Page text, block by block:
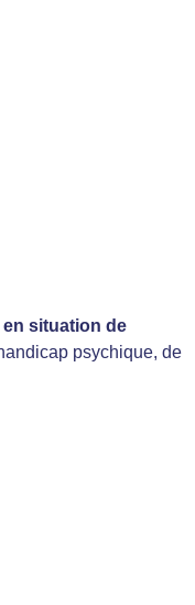
situation de
psychique, de